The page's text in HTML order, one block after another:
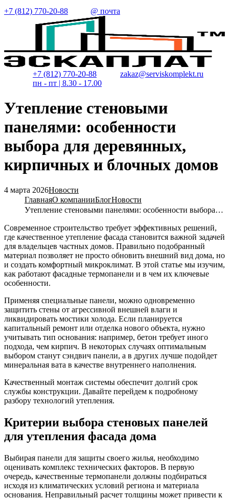
+7 (812) 770-20-88 @ почта
+7 (812) 770-20-88
zakaz@serviskomplekt.ru
пн - пт | 8.30 - 17.00
Утепление стеновыми
панелями: особенности
выбора для деревянных,
кирпичных и блочных домов
4 марта 2026Новости
ГлавнаяО компанииБлогНовости
Утепление стеновыми панелями: особенности выбора
Современное строительство требует эффективных решений,
где качественное утепление фасада становится важной задачей
для владельцев частных домов. Правильно подобранный
материал позволяет не просто обновить внешний вид дома, но
и создать комфортный микроклимат. В этой статье мы изучим,
как работают фасадные термопанели и в чем их ключевые
особенности.
Применяя специальные панели, можно одновременно
защитить стены от агрессивной внешней влаги и
ликвидировать мостики холода. Если планируется
капитальный ремонт или отделка нового объекта, нужно
учитывать тип основания: например, бетон требует иного
подхода, чем кирпич. В некоторых случаях оптимальным
выбором станут сэндвич панели, а в других лучше подойдет
минеральная вата в качестве внутреннего наполнения.
Качественный монтаж системы обеспечит долгий срок
службы конструкции. Давайте перейдем к подробному
разбору технологий утепления.
Критерии выбора стеновых панелей
для утепления фасада дома
Выбирая панели для защиты своего жилья, необходимо
оценивать комплекс технических факторов. В первую
очередь, качественные термопанели должны подбираться
исходя из климатических условий региона и материала
основания. Неправильный расчет толщины может привести к